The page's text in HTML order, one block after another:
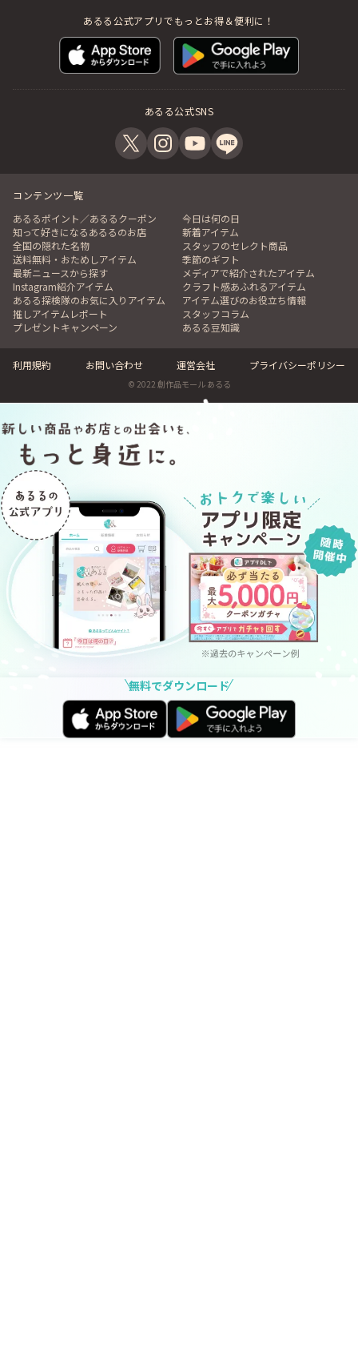
あるる公式アプリでもっとお得＆便利に！
あるる公式SNS
コンテンツ一覧
あるるポイント／あるるクーポン
今日は何の日
知って好きになるあるるのお店
新着アイテム
全国の隠れた名物
スタッフのセレクト商品
送料無料・おためしアイテム
季節のギフト
最新ニュースから探す
メディアで紹介されたアイテム
Instagram紹介アイテム
クラフト感あふれるアイテム
あるる探検隊のお気に入りアイテム
アイテム選びのお役立ち情報
推しアイテムレポート
スタッフコラム
プレゼントキャンペーン
あるる豆知識
利用規約 お問い合わせ 運営会社 プライバシーポリシー
© 2022 創作品モール あるる
無料でダウンロード